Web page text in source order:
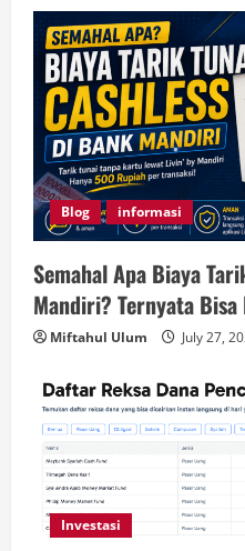
Blog informasi
Semahal Apa Biaya
Mandiri? Ternyata Bisa
Miftahul Ulum July 27,
Investasi